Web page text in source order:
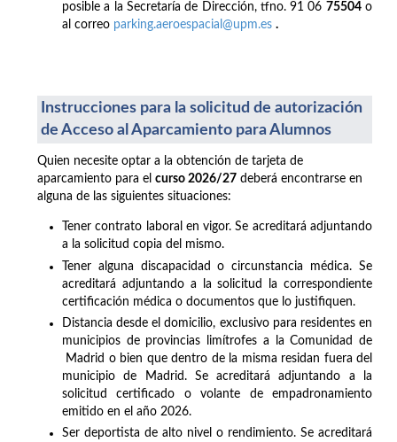
posible a la Secretaría de Dirección, tfno. 91 06 75504o
al correo parking.aeroespacial@upm.es .
Instrucciones para la solicitud de autorización
de Acceso al Aparcamiento para Alumnos
Quien necesite optar a la obtención de tarjeta de
aparcamiento para el curso 2026/27 deberá encontrarse en
alguna de las siguientes situaciones:
Tener contrato laboral en vigor. Se acreditará adjuntando
a la solicitud copia del mismo.
Tener alguna discapacidad o circunstancia médica. Se
acreditará adjuntando a la solicitud la correspondiente
certificación médica o documentos que lo justifiquen.
Distancia desde el domicilio, exclusivo para residentes en
municipios de provincias limítrofes a la Comunidad de
Madrid o bien que dentro de la misma residan fuera del
municipio de Madrid. Se acreditará adjuntando a la
solicitud certificado o volante de empadronamiento
emitido en el año 2026.
Ser deportista de alto nivel o rendimiento. Se acreditará